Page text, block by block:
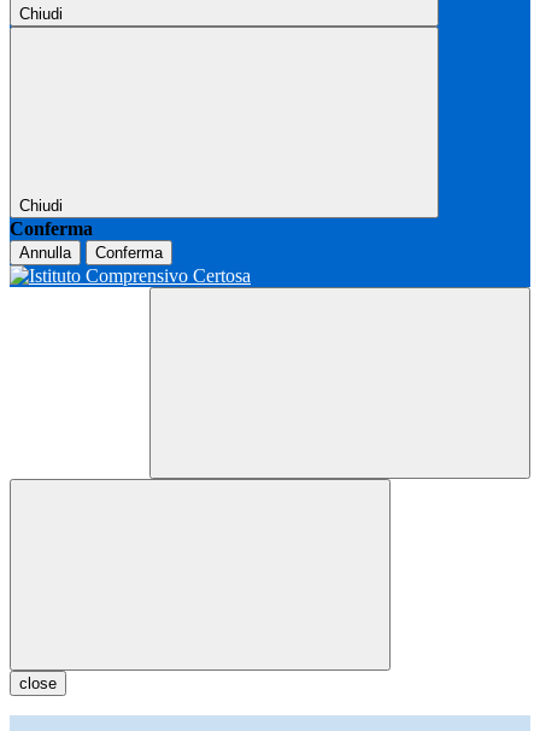
Chiudi
Chiudi
Conferma
Annulla Conferma
close